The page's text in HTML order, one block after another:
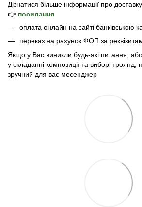
Дізнатися більше інформації про доставку
👉 посилання
оплата онлайн на сайті банківською
переказ на рахунок ФОП за
Якщо у Вас виникли будь-які питання,
у складанні композиції та виборі троянд,
зручний для вас месенджер